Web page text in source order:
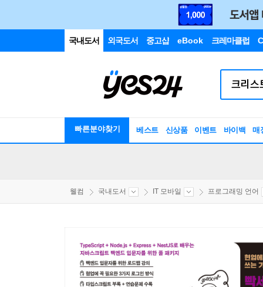
국내도서 외국도서 중고샵 eBook 크레마클럽
빠른분야찾기 베스트 신상품 이벤트 바이백 매
웰컴 국내도서 IT 모바일 프로그래밍 언어